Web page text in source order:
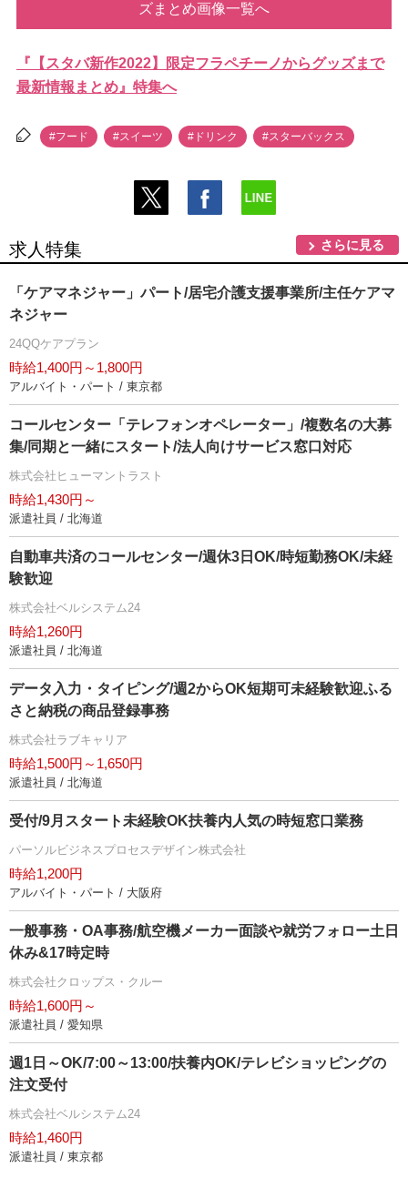
ズまとめ画像一覧へ
『【スタバ新作2022】限定フラペチーノからグッズまで
最新情報まとめ』特集へ
#フード #スイーツ #ドリンク #スターバックス
求人特集 さらに見る
「ケアマネジャー」パート/居宅介護支援事業所/主任ケアマ
ネジャー
24QQケアプラン
時給1,400円～1,800円
アルバイト・パート / 東京都
コールセンター「テレフォンオペレーター」/複数名の大募
集/同期と一緒にスタート/法人向けサービス窓口対応
株式会社ヒューマントラスト
時給1,430円～
派遣社員 / 北海道
自動車共済のコールセンター/週休3日OK/時短勤務OK/未経
験歓迎
株式会社ベルシステム24
時給1,260円
派遣社員 / 北海道
データ入力・タイピング/週2からOK短期可未経験歓迎ふる
さと納税の商品登録事務
株式会社ラブキャリア
時給1,500円～1,650円
派遣社員 / 北海道
受付/9月スタート未経験OK扶養内人気の時短窓口業務
パーソルビジネスプロセスデザイン株式会社
時給1,200円
アルバイト・パート / 大阪府
一般事務・OA事務/航空機メーカー面談や就労フォロー土日
休み&17時定時
株式会社クロップス・クルー
時給1,600円～
派遣社員 / 愛知県
週1日～OK/7:00～13:00/扶養内OK/テレビショッピングの
注文受付
株式会社ベルシステム24
時給1,460円
派遣社員 / 東京都